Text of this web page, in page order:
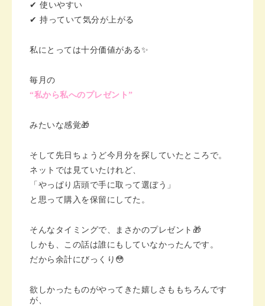
✔ 使いやすい
✔ 持っていて気分が上がる
私にとっては十分価値がある✨
毎月の
“私から私へのプレゼント”
みたいな感覚🎁
そして先日ちょうど今月分を探していたところで。
ネットでは見ていたけれど、
「やっぱり店頭で手に取って選ぼう」
と思って購入を保留にしてた。
そんなタイミングで、まさかのプレゼント🎁
しかも、この話は誰にもしていなかったんです。
だから余計にびっくり😳
欲しかったものがやってきた嬉しさももちろんです
が、